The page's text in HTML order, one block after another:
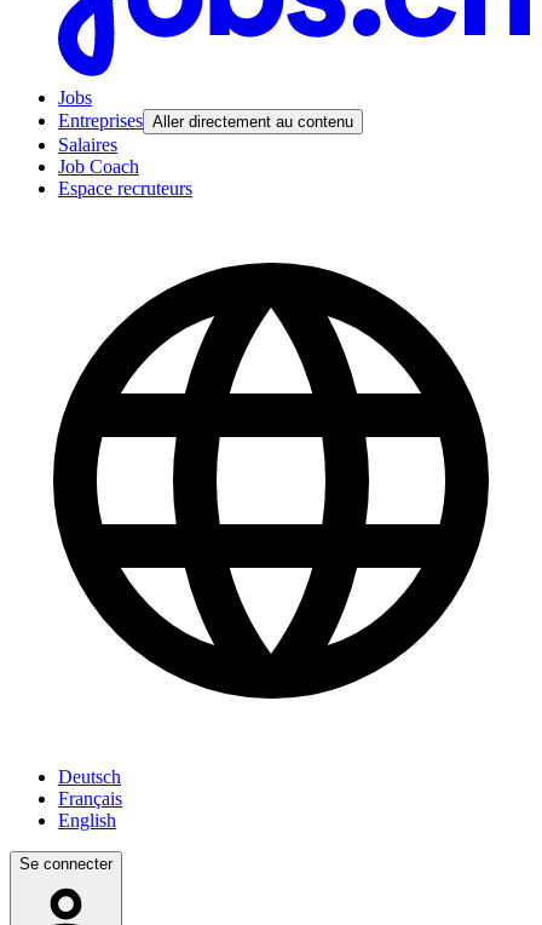
Jobs
Entreprises Aller directement au contenu
Salaires
Job Coach
Espace recruteurs
Deutsch
Français
English
Se connecter